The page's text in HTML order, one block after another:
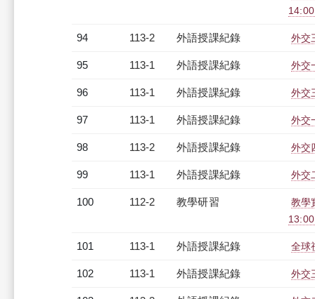
94 113-2 外語授課紀錄 外交
95 113-1 外語授課紀錄 外交
96 113-1 外語授課紀錄 外交
97 113-1 外語授課紀錄 外交
98 113-2 外語授課紀錄 外交
99 113-1 外語授課紀錄 外交
100 112-2 教學研習
教學
101 113-1 外語授課紀錄 全球
102 113-1 外語授課紀錄 外交